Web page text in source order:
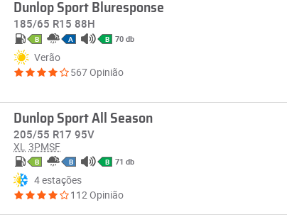
Dunlop Sport Bluresponse
185/65 R15 88H
B A B 70 db
Verão
567 Opinião
Dunlop Sport All Season
205/55 R17 95V
XL 3PMSF
B B B 71 db
4 estações
112 Opinião